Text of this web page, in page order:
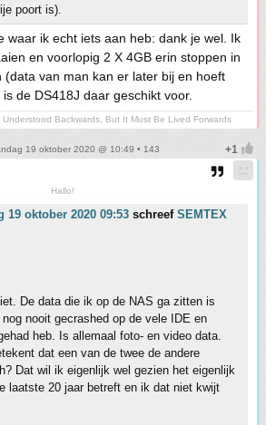
poort is).
waar ik echt iets aan heb: dank je wel. Ik
en voorlopig 2 X 4GB erin stoppen in
(data van man kan er later bij en hoeft
de DS418J daar geschikt voor.
Backwards, But It Must Be Lived Forwards
19 oktober 2020 @ 10:49 • 143
Hallo!
19 oktober 2020 09:53 schreef SEMTEX
De data die ik op de NAS ga zitten is
nooit gecrashed op de vele IDE en
heb. Is allemaal foto- en video data.
dat een van de twee de andere
Dat wil ik eigenlijk wel gezien het eigenlijk
laatste 20 jaar betreft en ik dat niet kwijt